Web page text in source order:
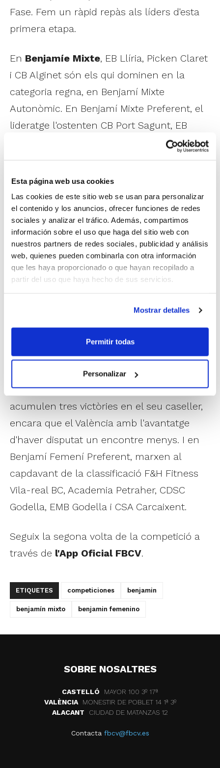
Esta página web usa cookies
Las cookies de este sitio web se usan para personalizar
el contenido y los anuncios, ofrecer funciones de redes
sociales y analizar el tráfico. Además, compartimos
información sobre el uso que haga del sitio web con
nuestros partners de redes sociales, publicidad y análisis
web, quienes pueden combinarla con otra información
que les haya proporcionado o que hayan recopilado a
partir del uso que haya hecho de sus servicios.
Mostrar detalles
Permitir todas
Personalizar
Fase. Fem un ràpid repàs als líders d'esta
primera etapa.
En Benjamíe Mixte, EB Llíria, Picken Claret
i CB Alginet són els qui dominen en la
categoria regna, en Benjamí Mixte
Autonòmic. En Benjamí Mixte Preferent, el
lideratge l'ostenten CB Port Sagunt, EB
Llíria, CB Moncada i CA Montemar. I en
grups, els líders dels quals al final d'esta
primera volta són ACD Benicense,
Matrimec CB Altura, Jesuitas, Meliana Bon
Lloc, Valencasa CB Aldaia, CB Silla, Sportiu
Xe Alaquàs, Globus Animacions CB
Benetússer, NB Alboraya, Picken Claret,
Bàsquet Montserrat, CSA Carcaixent, CB
Benjamí Femení, la competició
Autonòmica està dominada per
Dormitienda El Pilar i València Basket
Taronja, els únics dos equips que
acumulen tres victòries en el seu caseller,
encara que el València amb l'avantatge
d'haver disputat un encontre menys. I en
Benjamí Femení Preferent, marxen al
capdavant de la classificació F&H Fitness
Vila-real BC, Academia Petraher, CDSC
Godella, EMB Godella i CSA Carcaixent.
Seguix la segona volta de la competició a
través de l'App Oficial FBCV.
ETIQUETES competiciones benjamin
benjamín mixto benjamin femenino
SOBRE NOSALTRES
CASTELLÓ
MAYOR 100 3º 17ª
VALÈNCIA
MONESTIR DE POBLET 14 1ª 3º
ALACANT
CIUDAD DE MATANZAS 12
Contacta fbcv@fbcv.es